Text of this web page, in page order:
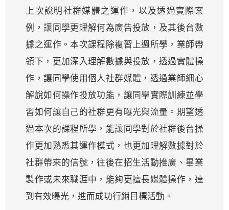
上次說明社群媒體之運作，以及透過實際案
例，讓同學更理解何為廣告投放，及其後台數
據之運作。本次課程除複習上週所學，業師帶
領下，更加深入理解數據與投放，透過實體操
作，讓同學使用個人社群媒體，透過業師細心
解說如何操作投放功能，讓同學實際訓練並學
習如何讓自己的社群更有曝光與流量。期望透
過本次的課程所學，能讓同學對於社群後台操
作更加熟悉其運作模式，也更加理解數據對於
社群帶來的信號，往後在招生活動推廣、畢業
製作或未來職涯中，能夠更擅長媒體操作，達
到有效曝光，進而成功行銷目標活動。